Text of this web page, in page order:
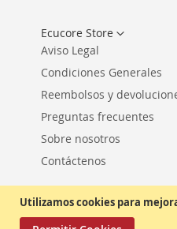
Utilizamos cookies para
Seleccionar
tienda
Ecucore Store
Aviso Legal
Condiciones Generales
Reembolsos y
Preguntas frecuentes
Sobre nosotros
Contáctenos